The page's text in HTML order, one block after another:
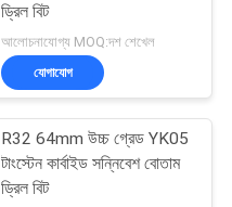
ড্রিল বিট
আলোচনাযোগ্য MOQ:দশ শেখেল
যোগাযোগ
R32 64mm উচ্চ গ্রেড YK05
টাংস্টেন কার্বাইড সন্নিবেশ বোতাম
ড্রিল বিট